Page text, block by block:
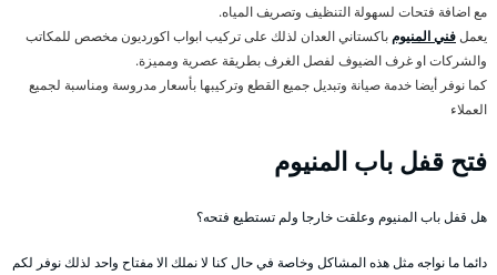
مع اضافة فتحات لسهولة التنظيف وتصريف المياه.
يعملفني المنيومباكستاني العدان لذلك على تركيب ابواب اكورديون مخصص للمكاتب
والشركات او غرف الضيوف لفصل الغرف بطريقة عصرية ومميزة.
كما نوفر أيضا خدمة صيانة وتبديل جميع القطع وتركيبها بأسعار مدروسة ومناسبة لجميع
العملاء
فتح قفل باب المنيوم
هل قفل باب المنيوم وعلقت خارجا ولم تستطيع فتحه؟
دائما ما نواجه مثل هذه المشاكل وخاصة في حال كنا لا نملك الا مفتاح واحد لذلك نوفر لكم